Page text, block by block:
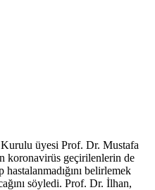
üyesi Prof. Dr. Mustafa
koronavirüs geçirilenlerin de
hastalanmadığını belirlemek
söyledi. Prof. Dr. İlhan,